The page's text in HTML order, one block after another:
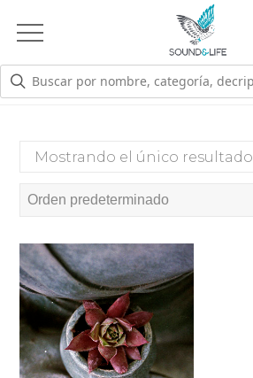
Open
Menu
TRATAMIENTO
Mostrando el único resultado